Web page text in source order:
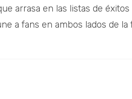
arrasa en las listas de
a fans en ambos lados de